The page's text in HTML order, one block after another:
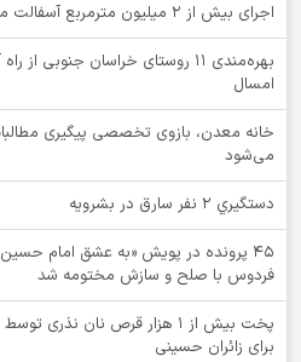
اجرای بیش از ۲ میلیون مترمربع آسفالت معابر طی چهار سال گذشته
بهره‌مندی ۱۱ روستای خراسان
امسال
خانه معدن، بازوی تخصصی پیگیری
می‌شود
دستگيري 2 نفر سارق در بشرويه
۴۵ پرونده در پویش «به عشق امام
فردوس با صلح و سازش مختومه شد
پخت بیش از 1 هزار قرص نان
برای زائران حسینی